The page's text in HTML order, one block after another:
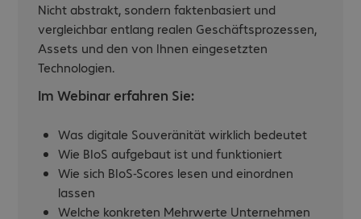
Nicht abstrakt, sondern faktenbasiert und
vergleichbar entlang realen Geschäftsprozessen,
Assets und den von Ihnen eingesetzten
Technologien.
Im Webinar erfahren Sie:
Was digitale Souveränität wirklich bedeutet
Wie BIoS aufgebaut ist und funktioniert
Wie sich BIoS-Scores lesen und einordnen
lassen
Welche konkreten Mehrwerte Unternehmen